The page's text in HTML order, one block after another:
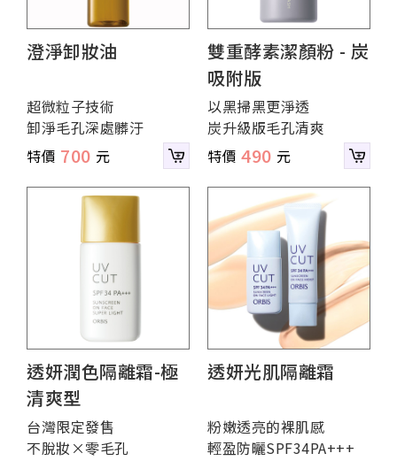
澄淨卸妝油
超微粒子技術
卸淨毛孔深處髒汙
700
雙重酵素潔顏粉 - 炭
吸附版
以黑掃黑更淨透
炭升級版毛孔清爽
490
透妍潤色隔離霜-極
清爽型
台灣限定發售
不脫妝×零毛孔
透妍光肌隔離霜
粉嫩透亮的裸肌感
輕盈防曬SPF34PA+++